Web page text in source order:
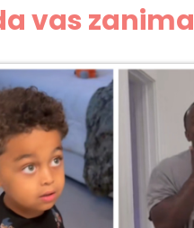
vas zanima